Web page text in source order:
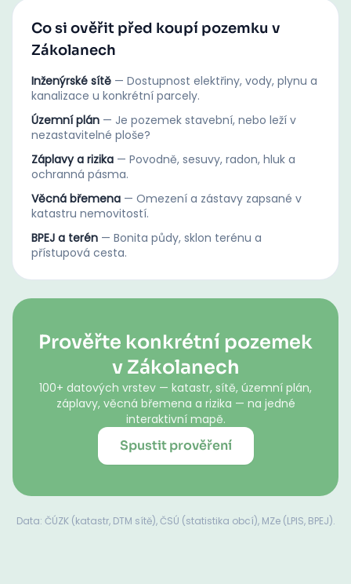
Co si ověřit před koupí pozemku v
Zákolanech
Inženýrské sítě — Dostupnost elektřiny, vody, plynu a
kanalizace u konkrétní parcely.
Územní plán — Je pozemek stavební, nebo leží v
nezastavitelné ploše?
Záplavy a rizika — Povodně, sesuvy, radon, hluk a
ochranná pásma.
Věcná břemena — Omezení a zástavy zapsané v
katastru nemovitostí.
BPEJ a terén — Bonita půdy, sklon terénu a
přístupová cesta.
Prověřte konkrétní pozemek
v Zákolanech
100+ datových vrstev — katastr, sítě, územní plán,
záplavy, věcná břemena a rizika — na jedné
interaktivní mapě.
Spustit prověření
Data: ČÚZK (katastr, DTM sítě), ČSÚ (statistika obcí), MZe (LPIS, BPEJ).